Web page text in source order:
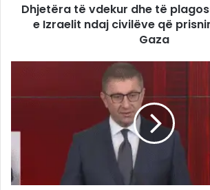
Dhjetëra të vdekur dhe të
e Izraelit ndaj civilëve që
Gaza